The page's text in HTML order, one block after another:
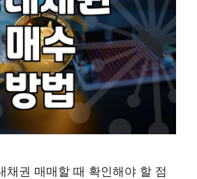
채권 매매할 때 확인해야 할 점